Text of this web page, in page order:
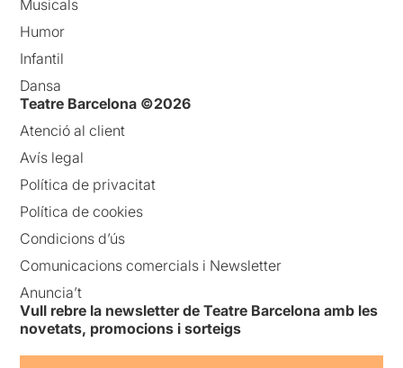
Musicals
Humor
Infantil
Dansa
Teatre Barcelona ©2026
Atenció al client
Avís legal
Política de privacitat
Política de cookies
Condicions d’ús
Comunicacions comercials i Newsletter
Anuncia’t
Vull rebre la newsletter de Teatre Barcelona amb les
novetats, promocions i sorteigs